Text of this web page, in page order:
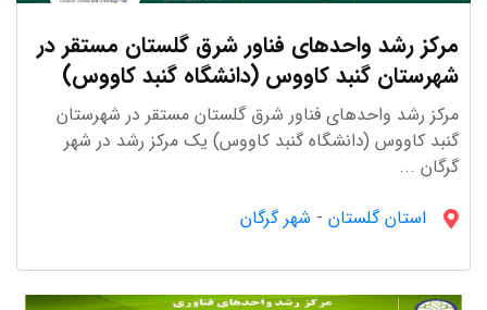
مرکز رشد واحدهای فناور شرق گلستان مستقر در
شهرستان گنبد کاووس (دانشگاه گنبد کاووس)
مرکز رشد واحدهای فناور شرق گلستان مستقر در شهرستان
گنبد کاووس (دانشگاه گنبد کاووس) یک مرکز رشد در شهر
گرگان ...
استان گلستان - شهر گرگان